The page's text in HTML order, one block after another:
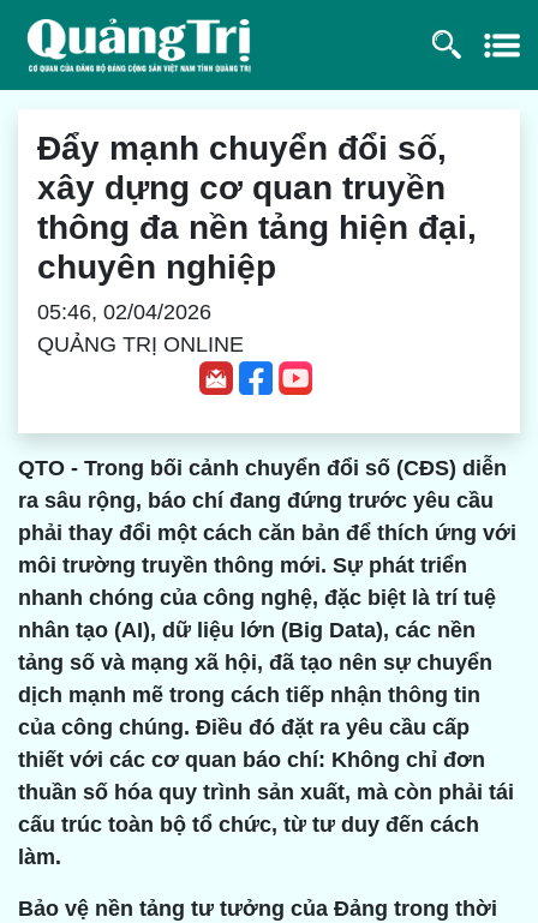
Đẩy mạnh chuyển đổi số,
xây dựng cơ quan truyền
thông đa nền tảng hiện đại,
chuyên nghiệp
05:46, 02/04/2026
QUẢNG TRỊ ONLINE
QTO - Trong bối cảnh chuyển đổi số (CĐS) diễn
ra sâu rộng, báo chí đang đứng trước yêu cầu
phải thay đổi một cách căn bản để thích ứng với
môi trường truyền thông mới. Sự phát triển
nhanh chóng của công nghệ, đặc biệt là trí tuệ
nhân tạo (AI), dữ liệu lớn (Big Data), các nền
tảng số và mạng xã hội, đã tạo nên sự chuyển
dịch mạnh mẽ trong cách tiếp nhận thông tin
của công chúng. Điều đó đặt ra yêu cầu cấp
thiết với các cơ quan báo chí: Không chỉ đơn
thuần số hóa quy trình sản xuất, mà còn phải tái
cấu trúc toàn bộ tổ chức, từ tư duy đến cách
làm.
Bảo vệ nền tảng tư tưởng của Đảng trong thời